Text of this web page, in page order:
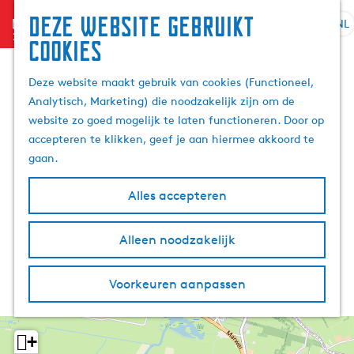
Deze website gebruikt
cookies
Deze website maakt gebruik van cookies (Functioneel,
Analytisch, Marketing) die noodzakelijk zijn om de
website zo goed mogelijk te laten functioneren. Door op
accepteren te klikken, geef je aan hiermee akkoord te
gaan.
Alles accepteren
Alleen noodzakelijk
Voorkeuren aanpassen
menu
G
a
n
a
a
r
e
o
e
e
e
S
i
d
NL
+